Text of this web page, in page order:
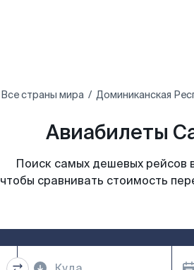
Все страны мира Доминиканская
Авиабилеты
Поиск самых дешевых рейсов
чтобы сравнивать стоимость